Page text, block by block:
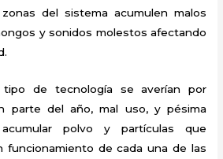
del sistema acumulen malos
y sonidos molestos afectando
tipo de tecnología se averían por
parte del año, mal uso, y pésima
acumular polvo y partículas que
funcionamiento de cada una de las